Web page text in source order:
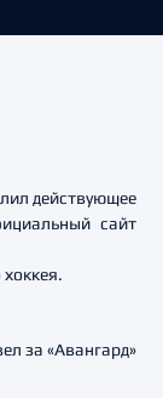
действующее
сайт
за «Авангард»